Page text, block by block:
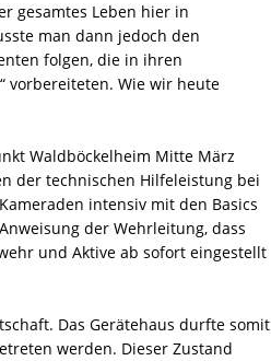
gesamtes Leben hier in
man dann jedoch den
folgen, die in ihren
vorbereiteten. Wie wir heute
Waldböckelheim Mitte März
der technischen Hilfeleistung bei
intensiv mit den Basics
der Wehrleitung, dass
und Aktive ab sofort eingestellt
Das Gerätehaus durfte somit
werden. Dieser Zustand